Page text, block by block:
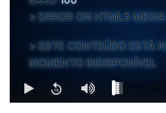
ERROR ON HTML5
ESTE CONTEÚDO ESTÁ
MOMENTO INDISPONÍVEL